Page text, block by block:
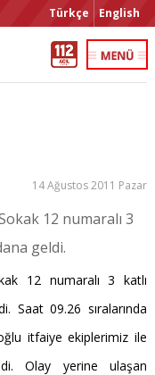
Türkçe English
14 Ağustos 2011 Pazar
12 numaralı 3
geldi.
12 numaralı 3 katlı
Saat 09.26 sıralarında
itfaiye ekiplerimiz ile
Olay yerine ulaşan